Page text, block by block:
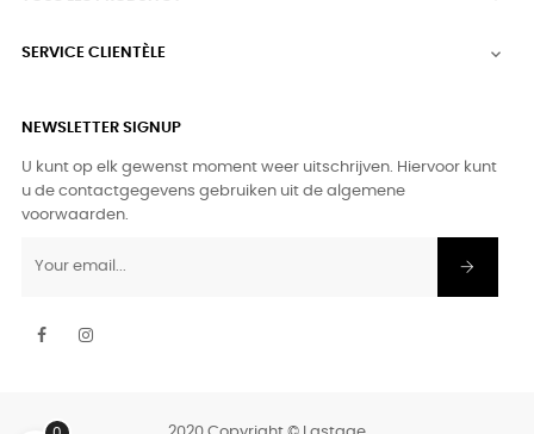
SERVICE CLIENTÈLE 
NEWSLETTER SIGNUP
U kunt op elk gewenst moment weer uitschrijven. Hiervoor kunt
u de contactgegevens gebruiken uit de algemene
voorwaarden.
Facebook